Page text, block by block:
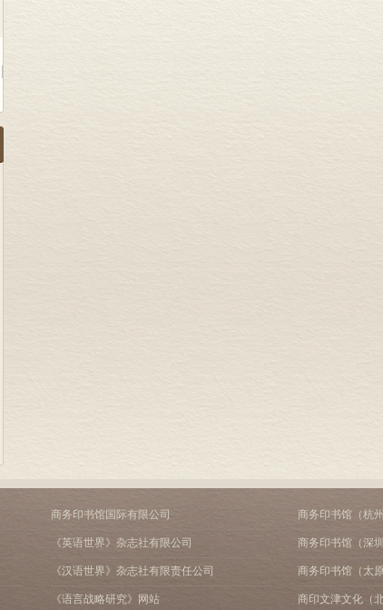
商务印书馆国际有限公司
《英语世界》杂志社有限公司
《汉语世界》杂志社有限责任公司
《语言战略研究》网站
商务印书馆（杭
商务印书馆（深
商务印书馆（太
商印文津文化（